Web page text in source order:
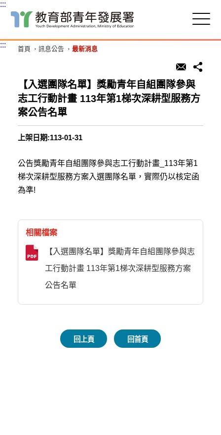
主
要
:::
::: 首頁 訊息公告 最新消息
【入選團隊名單】獎勵青年自組團隊參與
志工行動計畫 113年第1梯次深耕型服務方
案公告名單
上架日期:113-01-31
公告獎勵青年自組團隊參與志工行動計畫_113年第1
梯次深耕型服務方案入選團隊名單，實際仍以核定函
為準!
相關檔案
【入選團隊名單】獎勵青年自組團隊參與志
工行動計畫 113年第1梯次深耕型服務方案
公告名單
回上頁 回首頁